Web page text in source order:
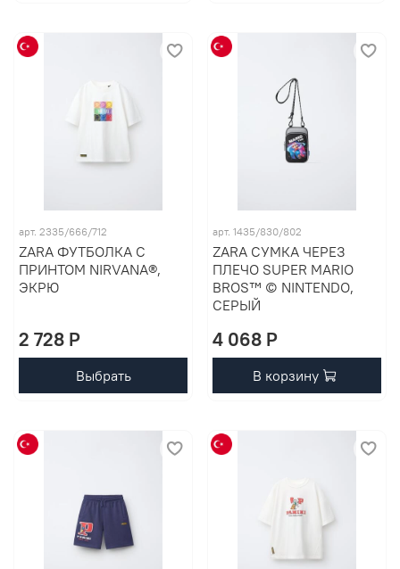
арт. 2335/666/712
ZARA ФУТБОЛКА С
ПРИНТОМ NIRVANA®,
ЭКРЮ
2 728 P
Выбрать
арт. 1435/830/802
ZARA СУМКА ЧЕРЕЗ
ПЛЕЧО SUPER MARIO
BROS™ © NINTENDO,
СЕРЫЙ
4 068 P
В корзину